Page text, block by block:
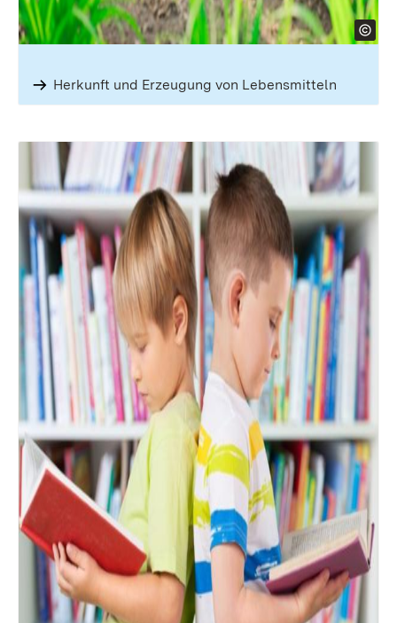
Herkunft und Erzeugung von Lebensmitteln